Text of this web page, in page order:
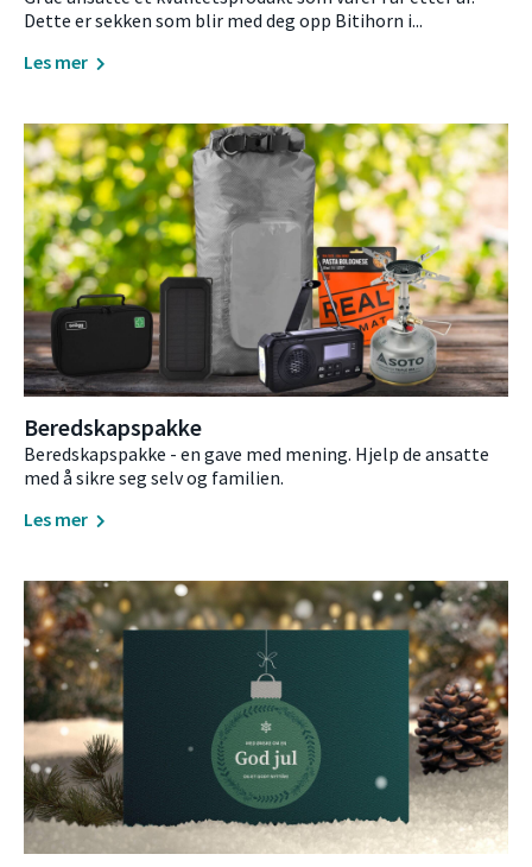
Dette er sekken som blir med deg opp Bitihorn i...
Les mer
Beredskapspakke
Beredskapspakke - en gave med mening. Hjelp de ansatte
med å sikre seg selv og familien.
Les mer